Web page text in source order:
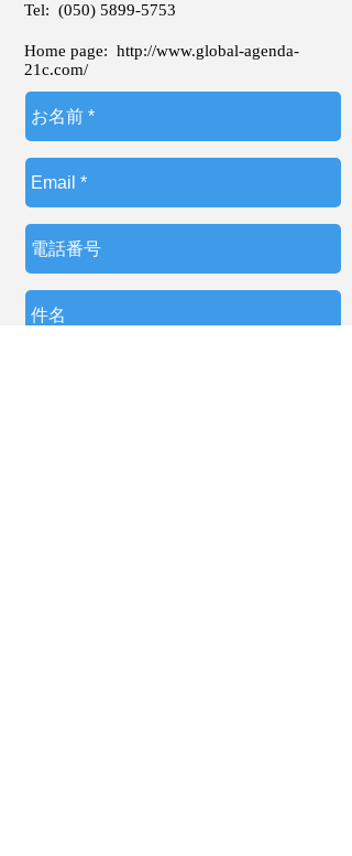
Tel: (050) 5899-5753
Home page: http://www.global-agenda-
21c.com/